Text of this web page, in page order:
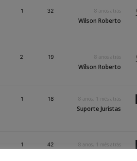
1 32 8 anos atrás
Wilson Roberto
2 19 8 anos atrás
Wilson Roberto
1 18 8 anos, 1 mês atrás
Suporte Juristas
1 42 8 anos, 1 mês atrás